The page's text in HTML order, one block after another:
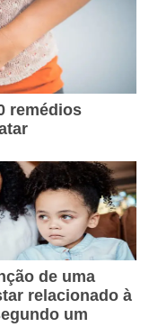
remédios
de uma
relacionado à
um